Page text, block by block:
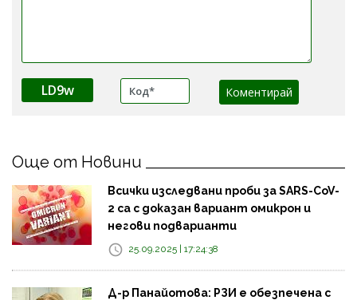
LD9w
Още от Новини
Всички изследвани проби за SARS-CoV-
2 са с доказан вариант омикрон и
негови подварианти
25.09.2025 | 17:24:38
Д-р Панайотова: РЗИ е обезпечена с